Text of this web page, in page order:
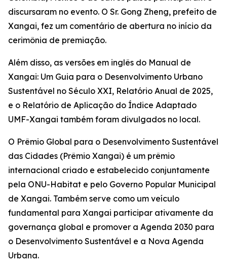
discursaram no evento. O Sr. Gong Zheng, prefeito de
Xangai, fez um comentário de abertura no início da
cerimônia de premiação.
Além disso, as versões em inglês do Manual de
Xangai: Um Guia para o Desenvolvimento Urbano
Sustentável no Século XXI, Relatório Anual de 2025,
e o Relatório de Aplicação do Índice Adaptado
UMF-Xangai também foram divulgados no local.
O Prêmio Global para o Desenvolvimento Sustentável
das Cidades (Prêmio Xangai) é um prêmio
internacional criado e estabelecido conjuntamente
pela ONU-Habitat e pelo Governo Popular Municipal
de Xangai. Também serve como um veículo
fundamental para Xangai participar ativamente da
governança global e promover a Agenda 2030 para
o Desenvolvimento Sustentável e a Nova Agenda
Urbana.